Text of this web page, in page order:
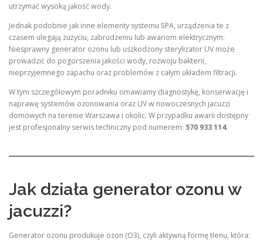
utrzymać wysoką jakość wody.
Jednak podobnie jak inne elementy systemu SPA, urządzenia te z
czasem ulegają zużyciu, zabrudzeniu lub awariom elektrycznym.
Niesprawny generator ozonu lub uszkodzony sterylizator UV może
prowadzić do pogorszenia jakości wody, rozwoju bakterii,
nieprzyjemnego zapachu oraz problemów z całym układem filtracji.
W tym szczegółowym poradniku omawiamy diagnostykę, konserwację i
naprawę systemów ozonowania oraz UV w nowoczesnych jacuzzi
domowych na terenie Warszawa i okolic. W przypadku awarii dostępny
jest profesjonalny serwis techniczny pod numerem: 570 933 114.
Jak działa generator ozonu w
jacuzzi?
Generator ozonu produkuje ozon (O3), czyli aktywną formę tlenu, która: